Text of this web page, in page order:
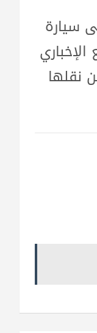
سيارة
نقلها